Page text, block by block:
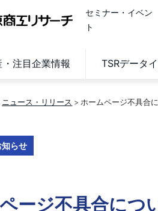
セミナー・イベン
ト
・注目企業情報 TSRデータ
ニュース・リリース ホームページ不具合
らせ
ージ不具合につ